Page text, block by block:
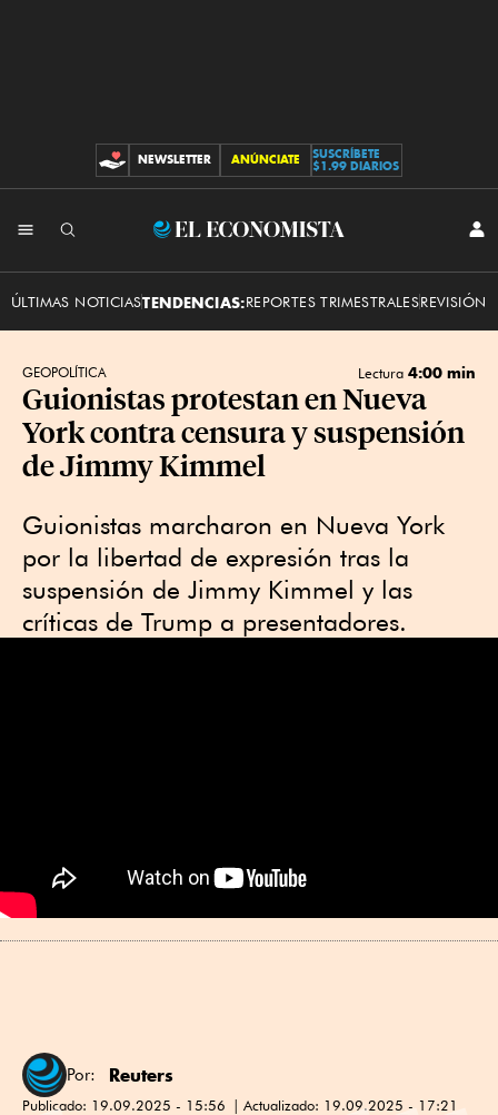
CONTRIBUCIONES
NEWSLETTER ANÚNCIATE
SUSCRÍBETE
$1.99 DIARIOS
El
ÚLTIMAS NOTICIASTENDENCIAS:REPORTES TRIMESTRALESREVISIÓN
GEOPOLÍTICA Lectura 4:00 min
Guionistas protestan en Nueva
York contra censura y suspensión
de Jimmy Kimmel
Guionistas marcharon en Nueva York
por la libertad de expresión tras la
suspensión de Jimmy Kimmel y las
críticas de Trump a presentadores.
Por: Reuters
Publicado: 19.09.2025 - 15:56 Actualizado: 19.09.2025 - 17:21